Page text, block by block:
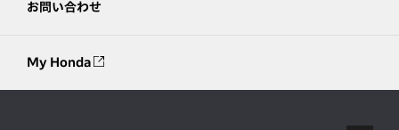
お問い合わせ
My Honda